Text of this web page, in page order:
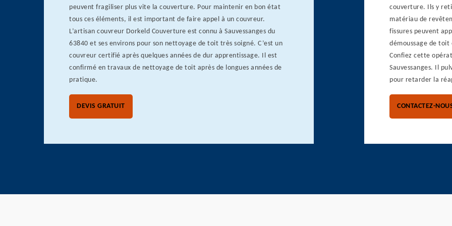
peuvent fragiliser plus vite la couverture. Pour maintenir en bon état
tous ces éléments, il est important de faire appel à un couvreur.
L’artisan couvreur Dorkeld Couverture est connu à Sauvessanges du
63840 et ses environs pour son nettoyage de toit très soigné. C’est un
couvreur certifié après quelques années de dur apprentissage. Il est
confirmé en travaux de nettoyage de toit après de longues années de
pratique.
DEVIS GRATUIT
couverture. Ils y
matériau de
fissures peuvent
démoussage de toit
Confiez cette
Sauvessanges. Il
pour retarder la
CONTACTEZ-